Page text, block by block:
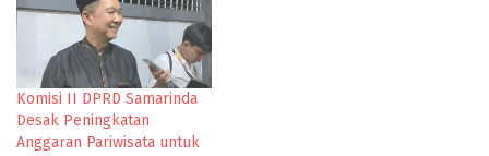
Komisi II DPRD Samarinda
Desak Peningkatan
Anggaran Pariwisata untuk